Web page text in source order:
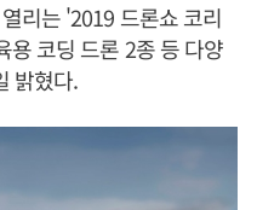
리는 '2019 드론쇼 코리
용 코딩 드론 2종 등 다양
밝혔다.